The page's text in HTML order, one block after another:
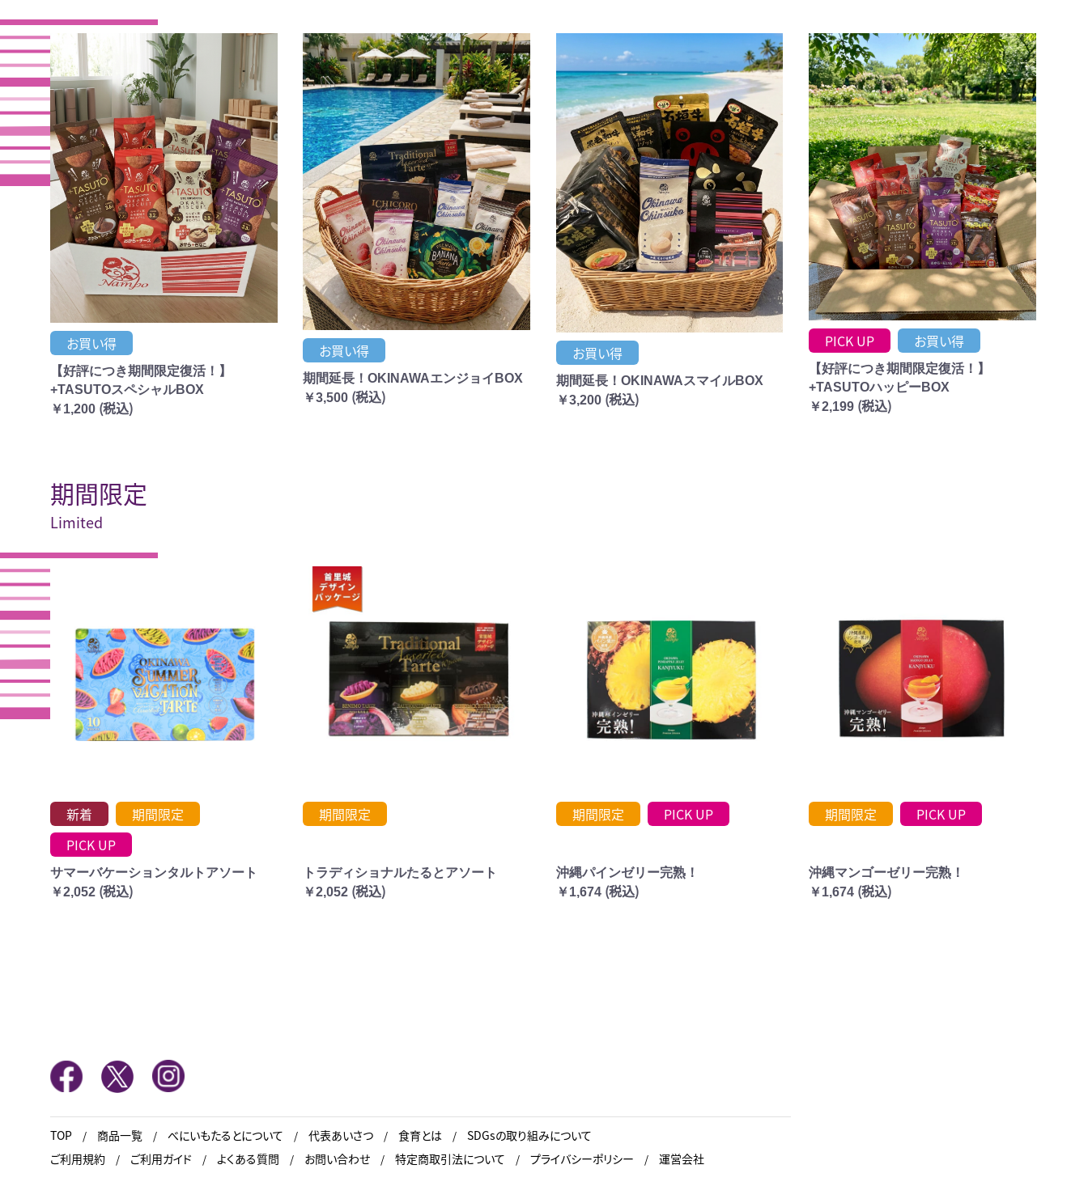
お買い得
【好評につき期間限定復活！】
+TASUTOスペシャルBOX
￥1,200 (税込)
お買い得
期間延長！OKINAWAエンジョイBOX
￥3,500 (税込)
お買い得
期間延長！OKINAWAスマイルBOX
￥3,200 (税込)
PICK UP お買い得
【好評につき期間限定復活！】
+TASUTOハッピーBOX
￥2,199 (税込)
期間限定
Limited
新着
期間限定
PICK UP
サマーバケーションタルトアソート
￥2,052 (税込)
期間限定
トラディショナルたるとアソート
￥2,052 (税込)
期間限定 PICK UP
沖縄パインゼリー完熟！
￥1,674 (税込)
期間限定 PICK UP
沖縄マンゴーゼリー完熟！
￥1,674 (税込)
TOP 商品一覧 べにいもたるとについて 代表あいさつ 食育とは
SDGsの取り組みについて
ご利用規約
ご利用ガイド よくある質問 お問い合わせ 特定商取引法について プライバシーポリシー 運営会社